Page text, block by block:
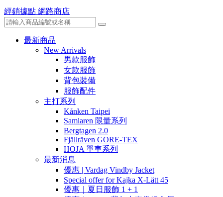
經銷據點 網路商店
最新商品
New Arrivals
男款服飾
女款服飾
背包裝備
服飾配件
主打系列
Kånken Taipei
Samlaren 限量系列
Bergtagen 2.0
Fjällräven GORE-TEX
HOJA 單車系列
最新消息
優惠 | Vardag Vindby Jacket
Special offer for Kajka X-Lätt 45
優惠｜夏日服飾 1 + 1